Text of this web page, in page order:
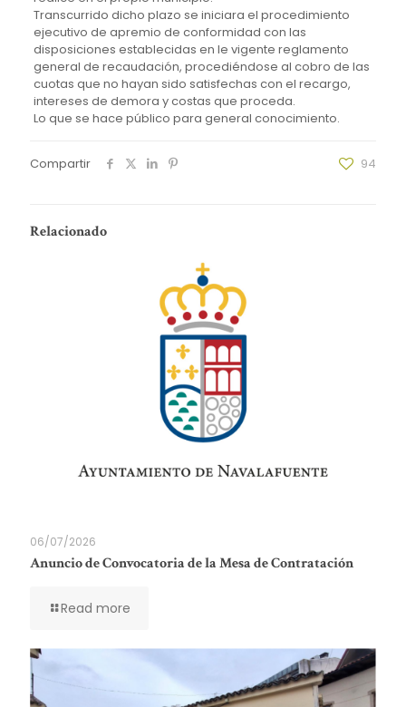
Transcurrido dicho plazo se iniciara el procedimiento
ejecutivo de apremio de conformidad con las
disposiciones establecidas en le vigente reglamento
general de recaudación, procediéndose al cobro de las
cuotas que no hayan sido satisfechas con el recargo,
intereses de demora y costas que proceda.
Lo que se hace público para general conocimiento.
Compartir 94
Relacionado
06/07/2026
Anuncio de Convocatoria de la Mesa de Contratación
Read more